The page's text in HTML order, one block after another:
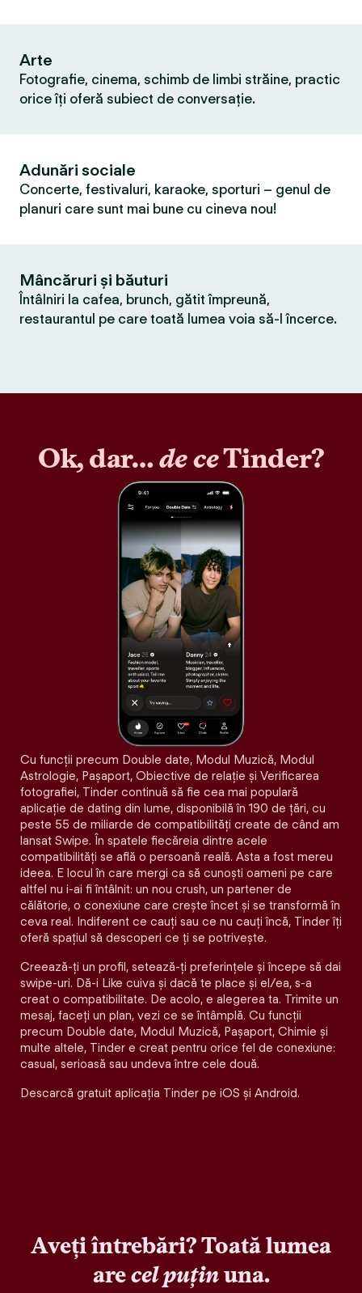
Arte
Fotografie, cinema, schimb de limbi străine, practic
orice îți oferă subiect de conversație.
Adunări sociale
Concerte, festivaluri, karaoke, sporturi – genul de
planuri care sunt mai bune cu cineva nou!
Mâncăruri și băuturi
Întâlniri la cafea, brunch, gătit împreună,
restaurantul pe care toată lumea voia să-l încerce.
Ok, dar…de ceTinder?
Cu funcții precum Double date, Modul Muzică, Modul
Astrologie, Pașaport, Obiective de relație și Verificarea
fotografiei, Tinder continuă să fie cea mai populară
aplicație de dating din lume, disponibilă în 190 de țări, cu
peste 55 de miliarde de compatibilități create de când am
lansat Swipe. În spatele fiecăreia dintre acele
compatibilităţi se află o persoană reală. Asta a fost mereu
ideea. E locul în care mergi ca să cunoști oameni pe care
altfel nu i-ai fi întâlnit: un nou crush, un partener de
călătorie, o conexiune care crește încet și se transformă în
ceva real. Indiferent ce cauți sau ce nu cauți încă, Tinder îți
oferă spațiul să descoperi ce ți se potrivește.
Creează-ți un profil, setează-ți preferințele și începe să dai
swipe-uri. Dă-i Like cuiva și dacă te place și el/ea, s-a
creat o compatibilitate. De acolo, e alegerea ta. Trimite un
mesaj, faceți un plan, vezi ce se întâmplă. Cu funcții
precum Double date, Modul Muzică, Pașaport, Chimie și
multe altele, Tinder e creat pentru orice fel de conexiune:
casual, serioasă sau undeva între cele două.
Descarcă gratuit aplicația Tinder pe iOS și Android.
Aveți întrebări? Toată lumea
arecel puținuna.